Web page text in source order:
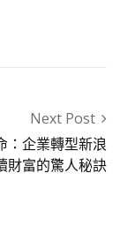
Next Post
：企業轉型新浪
財富的驚人秘訣